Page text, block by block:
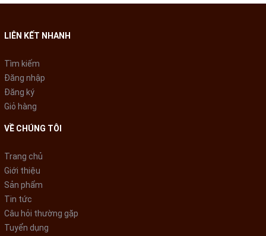
* Hình ảnh chỉ mang tính chất minh họa
Cơ chế thổi gió
tự động
hướng gió lên - xuống - trái - phải bằng điều khiển từ xa giúp tạo
ra môi trường thư giãn dễ chịu với nhiệt độ đồng đều ở mọi ngõ
ngách.
- Chế độ Wind-Free cho gian phòng nhanh chóng đạt tới nhiệt
chế thổi gió trực tiếp vào thân người nhưng vẫn duy trì được
nhiệt độ mong muốn. Khi sử dụng chế độ này giúp giảm hao phí
điện năng đến 77% so với chế độ Fast Cooling.
LIÊN KẾT NHANH
Tìm kiếm
Đăng nhập
Đăng ký
Giỏ hàng
VỀ CHÚNG TÔI
Trang chủ
Giới thiệu
Sản phẩm
Tin tức
Câu hỏi thường gặp
Tuyển dụng